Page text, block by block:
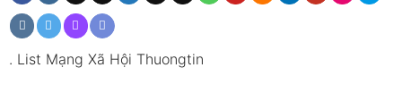
. List Mạng Xã Hội Thuongtin